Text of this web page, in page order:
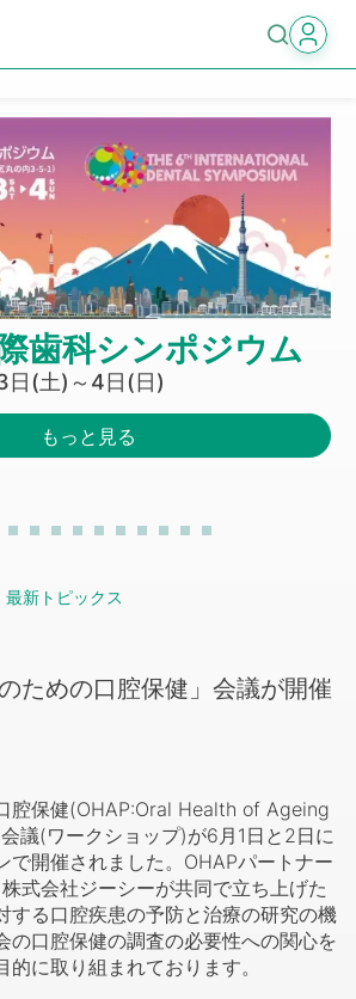
歯科シンポジウム
日(土)～4日(日)
もっと見る
最新トピックス
ための口腔保健」会議が開催
腔保健(OHAP:Oral Health of Ageing
議(ワークショップ)が6月1日と2日に
で開催されました。OHAPパートナー
式会社ジーシーが共同で立ち上げた
する口腔疾患の予防と治療の研究の機
の口腔保健の調査の必要性への関心を
に取り組まれております。